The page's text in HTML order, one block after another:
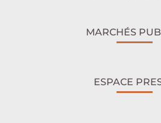
MARCHÉS
ESPACE